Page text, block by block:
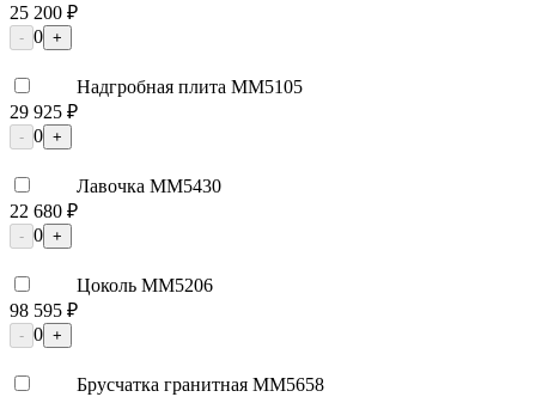
25 200 ₽
- 0 +
Надгробная плита ММ5105
29 925 ₽
- 0 +
Лавочка ММ5430
22 680 ₽
- 0 +
Цоколь ММ5206
98 595 ₽
- 0 +
Брусчатка гранитная ММ5658